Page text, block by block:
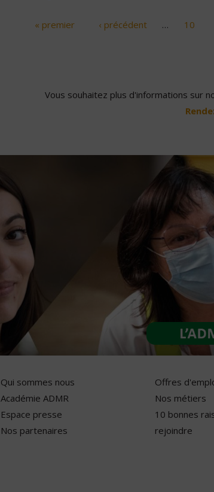
« premier ‹ précédent … 10
Vous souhaitez plus d'informations sur
Qui sommes nous
Académie ADMR
Espace presse
Nos partenaires
Offres
Nos métiers
10 bonnes
rejoindre